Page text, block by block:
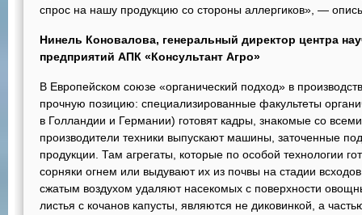
спрос на нашу продукцию со стороны аллергиков», —
Нинель Коновалова, генеральный директор центра
предприятий АПК «Консультант Агро»
В Европейском союзе «органический подход» в
прочную позицию: специализированные факультеты
в Голландии и Германии) готовят кадры, знакомые со
производители техники выпускают машины, заточенные
продукции. Там агрегаты, которые по особой технологии
сорняки огнем или выдувают их из почвы на стадии
сжатым воздухом удаляют насекомых с поверхности
листья с кочанов капусты, являются не диковинкой, а